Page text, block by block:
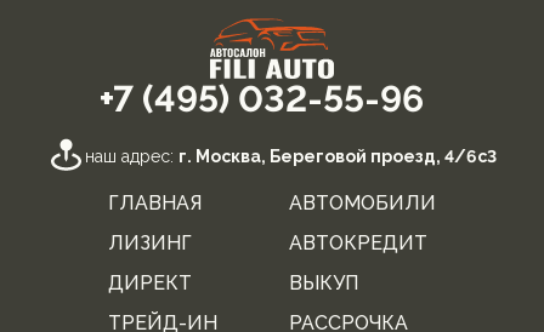
+7 (495) 032-55-96
наш адрес: г. Москва, Береговой проезд, 4/6с3
ГЛАВНАЯ
АВТОМОБИЛИ
ЛИЗИНГ
АВТОКРЕДИТ
ДИРЕКТ
ВЫКУП
ТРЕЙД-ИН
РАССРОЧКА